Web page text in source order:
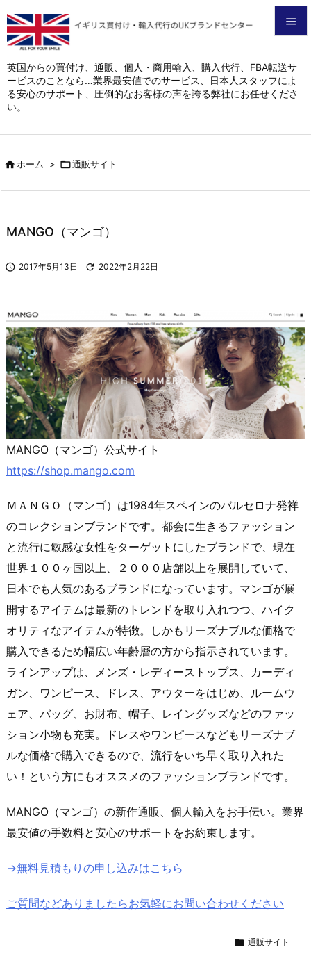
英国からの買付け、通販、個人・商用輸入、購入代行、FBA転送サ
ービスのことなら…業界最安値でのサービス、日本人スタッフによ
る安心のサポート、圧倒的なお客様の声を誇る弊社にお任せくださ
い。

メニュ

サイド
前へ

ホーム > 通販サイト
MANGO（マンゴ）
 2017年5月13日  2022年2月22日
MANGO（マンゴ）公式サイト
https://shop.mango.com
ＭＡＮＧＯ（マンゴ）は1984年スペインのバルセロナ発祥
のコレクションブランドです。都会に生きるファッション
と流行に敏感な女性をターゲットにしたブランドで、現在
世界１００ヶ国以上、２０００店舗以上を展開していて、
日本でも人気のあるブランドになっています。マンゴが展
開するアイテムは最新のトレンドを取り入れつつ、ハイク
オリティなアイテムが特徴。しかもリーズナブルな価格で
購入できるため幅広い年齢層の方から指示されています。
ラインアップは、メンズ・レディーストップス、カーディ
ガン、ワンピース、ドレス、アウターをはじめ、ルームウ
ェア、バッグ、お財布、帽子、レイングッズなどのファッ
ション小物も充実。ドレスやワンピースなどもリーズナブ
ルな価格で購入できるので、流行をいち早く取り入れた
い！という方にもオススメのファッションブランドです。
MANGO（マンゴ）の新作通販、個人輸入をお手伝い。業界
最安値の手数料と安心のサポートをお約束します。
→無料見積もりの申し込みはこちら
ご質問などありましたらお気軽にお問い合わせください
 通販サイト